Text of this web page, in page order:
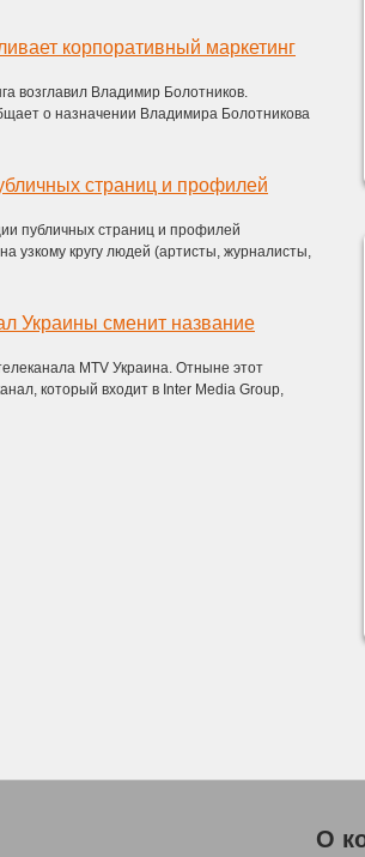
корпоративный маркетинг
возглавил Владимир Болотников.
о назначении Владимира Болотникова
страниц и профилей
публичных страниц и профилей
узкому кругу людей (артисты, журналисты,
Украины сменит название
MTV Украина. Отныне этот
который входит в Inter Media Group,
О